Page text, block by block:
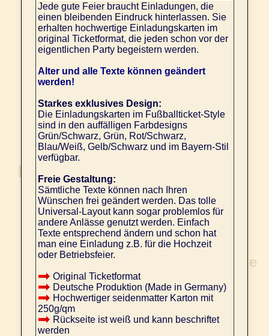
Jede gute Feier braucht Einladungen, die
einen bleibenden Eindruck hinterlassen. Sie
erhalten hochwertige Einladungskarten im
original Ticketformat, die jeden schon vor der
eigentlichen Party begeistern werden.
Alter und alle Texte können geändert
werden!
Starkes exklusives Design:
Die Einladungskarten im Fußballticket-Style
sind in den auffälligen Farbdesigns
Grün/Schwarz, Grün, Rot/Schwarz,
Blau/Weiß, Gelb/Schwarz und im Bayern-Stil
verfügbar.
Freie Gestaltung:
Sämtliche Texte können nach Ihren
Wünschen frei geändert werden. Das tolle
Universal-Layout kann sogar problemlos für
andere Anlässe genutzt werden. Einfach
Texte entsprechend ändern und schon hat
man eine Einladung z.B. für die Hochzeit
oder Betriebsfeier.
Original Ticketformat
Deutsche Produktion (Made in Germany)
Hochwertiger seidenmatter Karton mit
250g/qm
Rückseite ist weiß und kann beschriftet
werden